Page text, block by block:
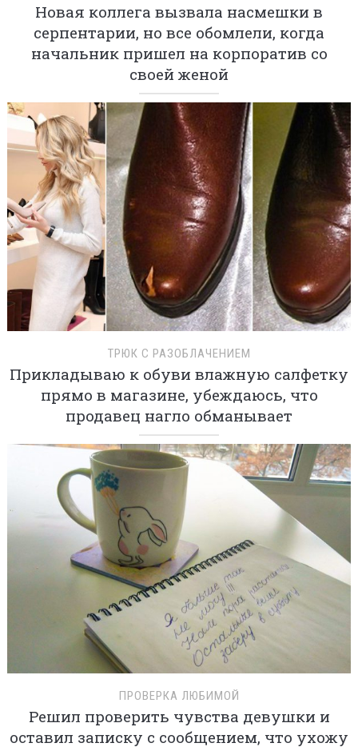
Новая коллега вызвала насмешки в
серпентарии, но все обомлели, когда
начальник пришел на корпоратив со
своей женой
ТРЮК С РАЗОБЛАЧЕНИЕМ
Прикладываю к обуви влажную салфетку
прямо в магазине, убеждаюсь, что
продавец нагло обманывает
ПРОВЕРКА ЛЮБИМОЙ
Решил проверить чувства девушки и
оставил записку с сообщением, что ухожу